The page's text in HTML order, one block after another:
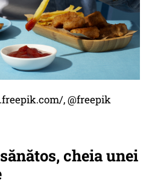
, @freepik
cheia unei